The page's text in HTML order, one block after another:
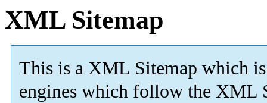
XML Sitemap
This is a XML Sitemap which is
engines which follow the XML